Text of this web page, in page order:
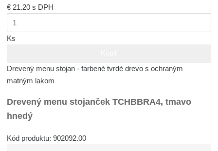
€ 21.20s DPH
Ks
Drevený menu stojan - farbené tvrdé drevo s ochraným
matným lakom
Drevený menu stojanček TCHBBRA4, tmavo
hnedý
Kód produktu: 902092.00